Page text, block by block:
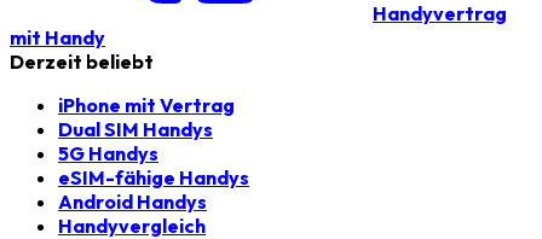
Handyvertrag
mit Handy
Derzeit beliebt
iPhone mit Vertrag
Dual SIM Handys
5G Handys
eSIM-fähige Handys
Android Handys
Handyvergleich